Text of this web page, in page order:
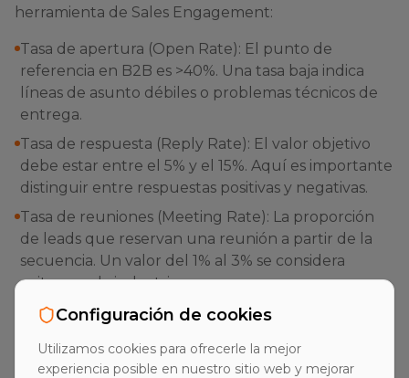
herramienta de Sales Engagement:
Tasa de apertura (Open Rate): El punto de
referencia en B2B es >40%. Una tasa baja indica
líneas de asunto débiles o problemas técnicos de
entrega.
Tasa de respuesta (Reply Rate): El valor objetivo
debe estar entre el 5% y el 15%. Aquí es importante
distinguir entre respuestas positivas y negativas.
Tasa de reuniones (Meeting Rate): La proporción
de leads que reservan una reunión a partir de la
secuencia. Un valor del 1% al 3% se considera
exitoso en la industria.
Tasa de rebote (Bounce Rate): Debe ser inferior al
servidor de correo electrónico.
Configuración de cookies
Utilizamos cookies para ofrecerle la mejor
experiencia posible en nuestro sitio web y mejorar